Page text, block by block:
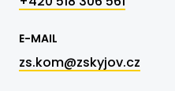
E-MAIL
zs.kom@zskyjov.cz